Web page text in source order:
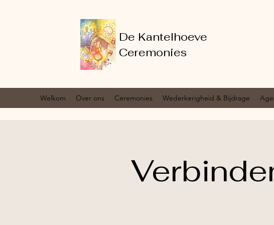
De Kantelhoeve
Ceremonies
Welkom Over ons Ceremonies Wederkerigheid & Bijdrage